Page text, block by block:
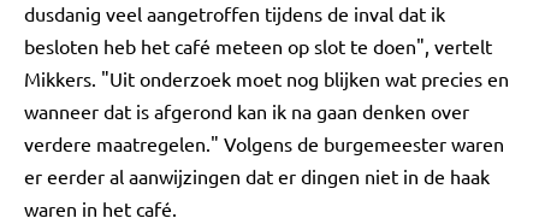
dusdanig veel aangetroffen tijdens de inval dat ik
besloten heb het café meteen op slot te doen", vertelt
Mikkers. "Uit onderzoek moet nog blijken wat precies en
wanneer dat is afgerond kan ik na gaan denken over
verdere maatregelen." Volgens de burgemeester waren
er eerder al aanwijzingen dat er dingen niet in de haak
waren in het café.